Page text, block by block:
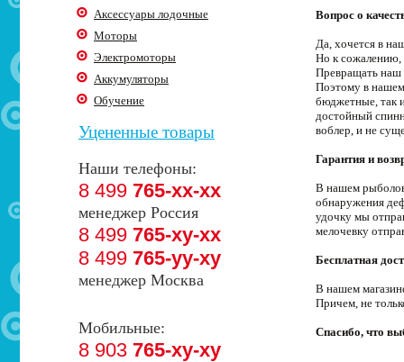
Аксессуары лодочные
Моторы
Электромоторы
Аккумуляторы
Обучение
Уцененные товары
Наши телефоны:
8 499 765-xx-xx
менеджер Россия
8 499 765-xy-xx
8 499 765-yy-xy
менеджер Москва
Мобильные:
8 903 765-xy-xy
Вопрос о
Да, хочется в
Но к сожалению,
Превращать наш
Поэтому в
бюджетные, так
достойный
воблер, и не
Гарантия и
В нашем
обнаружения
удочку мы
мелочевку
Бесплатная
В нашем
Причем, не
Спасибо, что